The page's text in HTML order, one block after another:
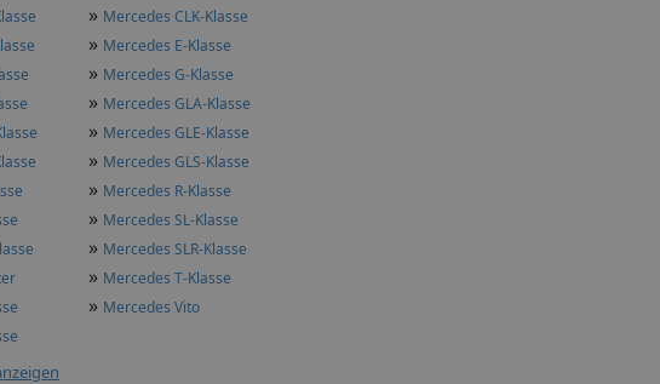
» Mercedes CLK-Klasse
» Mercedes E-Klasse
» Mercedes G-Klasse
» Mercedes GLA-Klasse
» Mercedes GLE-Klasse
» Mercedes GLS-Klasse
» Mercedes R-Klasse
» Mercedes SL-Klasse
» Mercedes SLR-Klasse
» Mercedes T-Klasse
» Mercedes Vito